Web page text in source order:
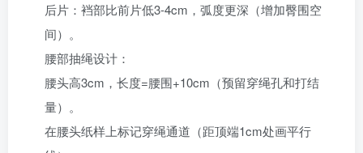
后片：裆部比前片低3-4cm，弧度更深（增加臀围空
间）。
腰部抽绳设计‌：
腰头高3cm，长度=腰围+10cm（预留穿绳孔和打结
量）。
在腰头纸样上标记穿绳通道（距顶端1cm处画平行